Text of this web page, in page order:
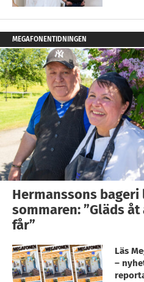
MEGAFONENTIDNINGEN
Hermanssons
sommaren: ”Gläds
får”
Läs
–